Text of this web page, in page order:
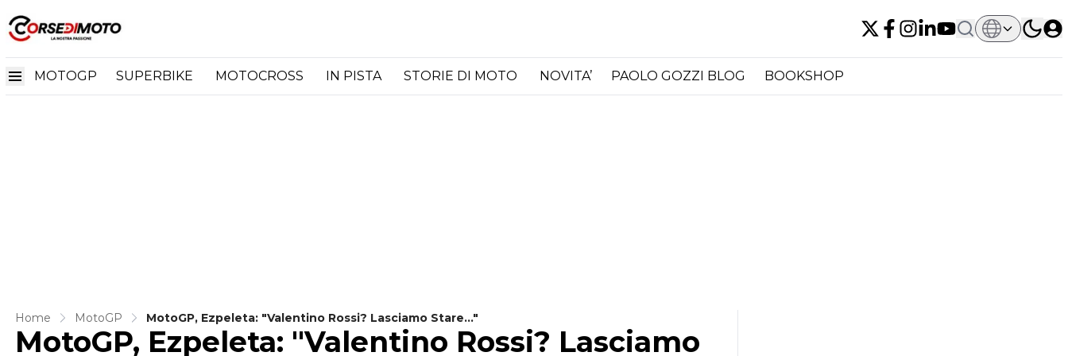
MOTOGP SUPERBIKE MOTOCROSS IN PISTA STORIE DI MOTO NOVITA’ PAOLO GOZZI BLOG BOOKSHOP
Home MotoGP MotoGP, Ezpeleta: "Valentino Rossi? Lasciamo Stare..."
MotoGP, Ezpeleta: "Valentino Rossi? Lasciamo